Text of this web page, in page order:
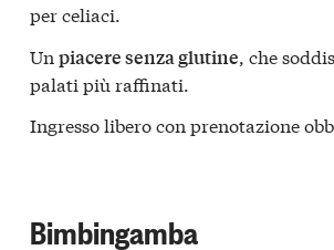
per celiaci.
Un piacere senza glutine, che
palati più raffinati.
Ingresso libero con prenotazione
Bimbingamba